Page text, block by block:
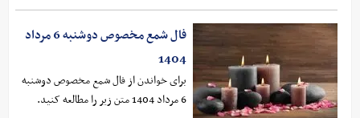
فال شمع مخصوص دوشنبه 6 مرداد
1404
برای خواندن از فال شمع مخصوص دوشنبه
6 مرداد 1404 متن زیر را مطالعه کنید.